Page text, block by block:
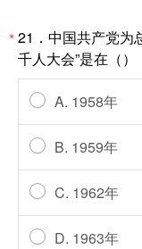
*21．中国共产党为
千人大会”是在（）
A. 1958年
B. 1959年
C. 1962年
D. 1963年